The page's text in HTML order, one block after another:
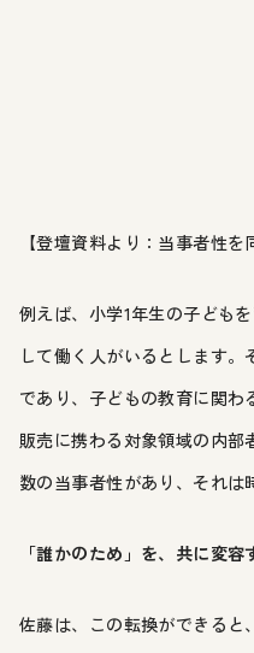
【登壇資料より：当事者性
例えば、小学1年生の子ども
して働く人がいるとします
であり、子どもの教育に関わ
販売に携わる対象領域の内
数の当事者性があり、それは
「誰かのため」を、共に変
佐藤は、この転換ができる